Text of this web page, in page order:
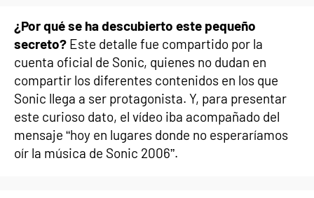
¿Por qué se ha descubierto este pequeño
secreto? Este detalle fue compartido por la
cuenta oficial de Sonic, quienes no dudan en
compartir los diferentes contenidos en los que
Sonic llega a ser protagonista. Y, para presentar
este curioso dato, el vídeo iba acompañado del
mensaje “hoy en lugares donde no esperaríamos
oír la música de Sonic 2006”.